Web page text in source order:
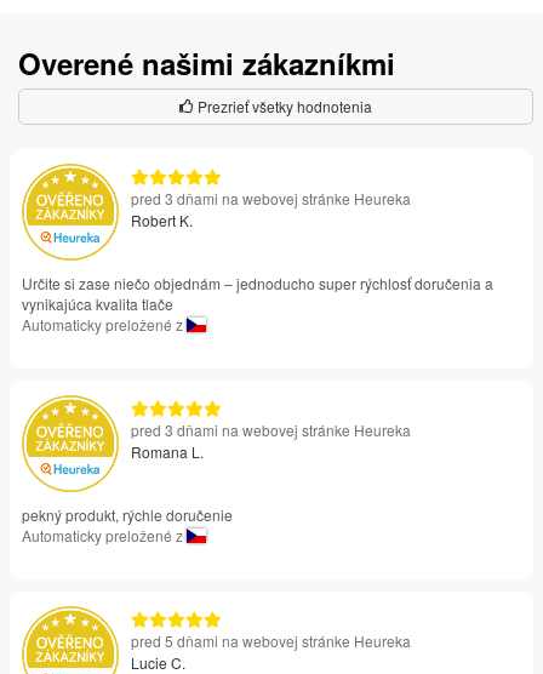
Overené našimi zákazníkmi
Prezrieť všetky hodnotenia
pred 3 dňami na webovej stránke Heureka
Robert K.
Určite si zase niečo objednám – jednoducho super rýchlosť doručenia a
vynikajúca kvalita tlače
Automaticky preložené z
pred 3 dňami na webovej stránke Heureka
Romana L.
pekný produkt, rýchle doručenie
Automaticky preložené z
pred 5 dňami na webovej stránke Heureka
Lucie C.